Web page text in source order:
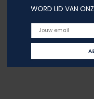
WORD LID VAN